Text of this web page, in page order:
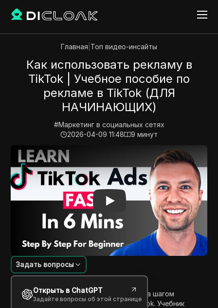
Главная Топ видео-инсайты
Как использовать рекламу в
TikTok | Учебное пособие по
рекламе в TikTok (ДЛЯ
НАЧИНАЮЩИХ)
#Маркетинг в социальных сетях
2026-04-09 11:48
9 минут
Play Video:Как использовать рекламу в TikTok |
Введение в содержание
Задать вопросы
Открыть в ChatGPT
Задайте вопросы об этой странице
В этом видео зрители узнают, как шаг за шагом
настроить свою первую рекламу в TikTok. Учебник